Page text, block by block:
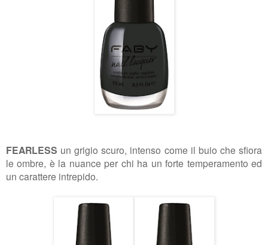
FEARLESS un grigio scuro, intenso come il buio che sfiora
le ombre, è la nuance per chi ha un forte temperamento ed
un carattere intrepido.